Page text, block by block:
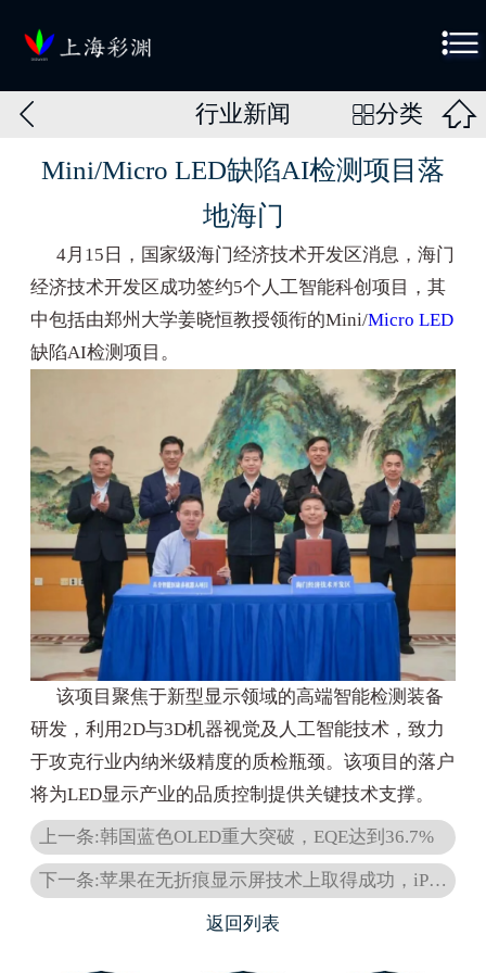

 行业新闻 
分类
Mini/Micro LED缺陷AI检测项目落
地海门
4月15日，国家级海门经济技术开发区消息，海门
经济技术开发区成功签约5个人工智能科创项目，其
中包括由郑州大学姜晓恒教授领衔的Mini/Micro LED
缺陷AI检测项目。
该项目聚焦于新型显示领域的高端智能检测装备
研发，利用2D与3D机器视觉及人工智能技术，致力
于攻克行业内纳米级精度的质检瓶颈。该项目的落户
将为LED显示产业的品质控制提供关键技术支撑。
上一条:韩国蓝色OLED重大突破，EQE达到36.7%
下一条:苹果在无折痕显示屏技术上取得成功，iPhone Fold启动量产。
返回列表